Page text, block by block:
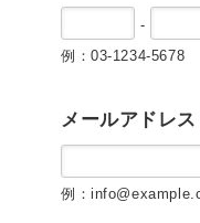
-
例：03-1234-5678
メールアドレス
例：